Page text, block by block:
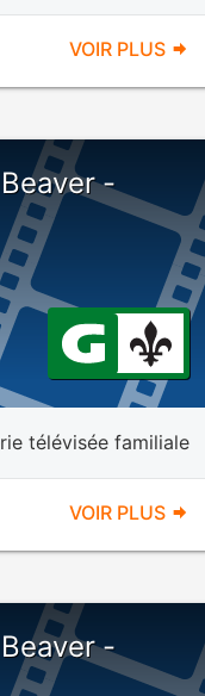
VOIR PLUS
-
télévisée familiale
VOIR PLUS
-